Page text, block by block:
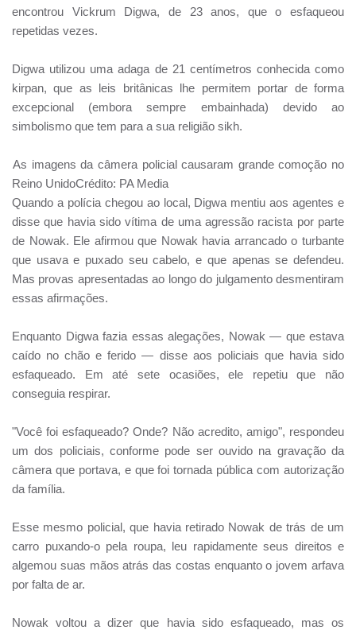
encontrou Vickrum Digwa, de 23 anos, que o esfaqueou
repetidas vezes.
Digwa utilizou uma adaga de 21 centímetros conhecida como
kirpan, que as leis britânicas lhe permitem portar de forma
excepcional (embora sempre embainhada) devido ao
simbolismo que tem para a sua religião sikh.
As imagens da câmera policial causaram grande comoção no
Reino UnidoCrédito: PA Media
Quando a polícia chegou ao local, Digwa mentiu aos agentes e
disse que havia sido vítima de uma agressão racista por parte
de Nowak. Ele afirmou que Nowak havia arrancado o turbante
que usava e puxado seu cabelo, e que apenas se defendeu.
Mas provas apresentadas ao longo do julgamento desmentiram
essas afirmações.
Enquanto Digwa fazia essas alegações, Nowak — que estava
caído no chão e ferido — disse aos policiais que havia sido
esfaqueado. Em até sete ocasiões, ele repetiu que não
conseguia respirar.
"Você foi esfaqueado? Onde? Não acredito, amigo", respondeu
um dos policiais, conforme pode ser ouvido na gravação da
câmera que portava, e que foi tornada pública com autorização
da família.
Esse mesmo policial, que havia retirado Nowak de trás de um
carro puxando-o pela roupa, leu rapidamente seus direitos e
algemou suas mãos atrás das costas enquanto o jovem arfava
por falta de ar.
Nowak voltou a dizer que havia sido esfaqueado, mas os